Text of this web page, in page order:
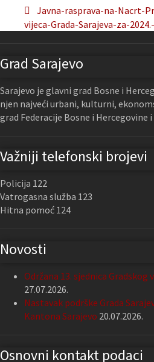
Javna-rasprava-na-Nacrt-
vijeca-Grada-Sarajeva-za-
Grad Sarajevo
Sarajevo je glavni grad Bosne i
njen najveći urbani, kulturni,
grad Federacije Bosne i Hercegovine
Važniji telefonski brojevi
Policija 122
Vatrogasna služba 123
Hitna pomoć 124
Novosti
Održana 13. sjednica Gradskog
27.07.2026.
Nastavak podrške Grada
Kantona Sarajevo 20.07.2026.
Osnovni kontakt podaci